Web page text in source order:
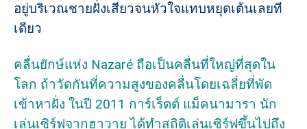
อยู่บริเวณชายฝั่งเสียวจนหัวใจแทบหยุดเต้นเลยที
เดียว
คลื่นยักษ์แห่ง Nazaré ถือเป็นคลื่นที่ใหญ่ที่สุดใน
โลก ถ้าวัดกันที่ความสูงของคลื่นโดยเฉลี่ยที่พัด
เข้าหาฝั่ง ในปี 2011 การ์เร็ตต์ แม็คนามารา นัก
เล่นเซิร์ฟจากฮาวาย ได้ทำสถิติเล่นเซิร์ฟขึ้นไปถึง